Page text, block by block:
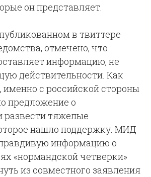
он представляет.
в твиттере
отмечено, что
информацию, не
действительности. Как
с российской стороны
предложение о
развести тяжелые
нашло поддержку. МИД
информацию о
«нормандской четверки»
из совместного заявления